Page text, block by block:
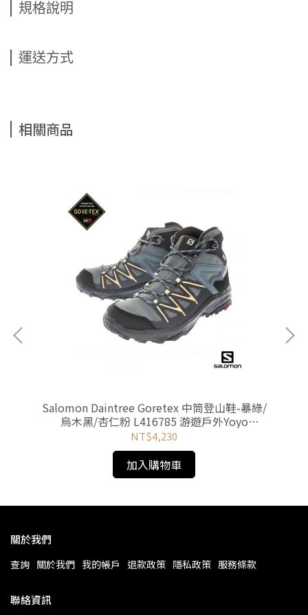
規格說明
運送方式
相關商品
Salomon Daintree Goretex 中筒登山鞋-暴綠/
烏木黑/杏仁粉 L416785 游遊戶外Yoyo
Outdoor
NT$4,230
加入購物車
關於我們
查詢 關於我們 我的帳戶 退款政策 隱私政策 服務條款
聯絡資訊